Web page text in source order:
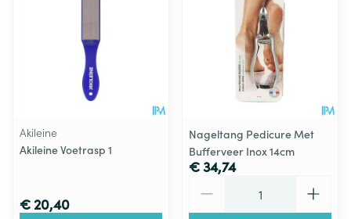
Akileine
Akileine Voetrasp 1
€ 20,40
Nageltang Pedicure Met
Bufferveer Inox 14cm
€ 34,74